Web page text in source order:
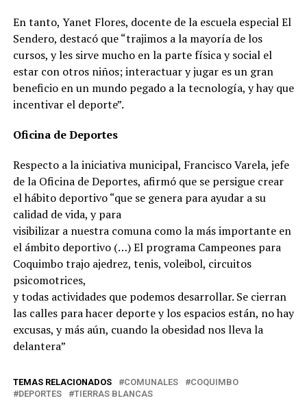
En tanto, Yanet Flores, docente de la escuela especial El
Sendero, destacó que “trajimos a la mayoría de los
cursos, y les sirve mucho en la parte física y social el
estar con otros niños; interactuar y jugar es un gran
beneficio en un mundo pegado a la tecnología, y hay que
incentivar el deporte”.
Oficina de Deportes
Respecto a la iniciativa municipal, Francisco Varela, jefe
de la Oficina de Deportes, afirmó que se persigue crear
el hábito deportivo “que se genera para ayudar a su
calidad de vida, y para
visibilizar a nuestra comuna como la más importante en
el ámbito deportivo (…) El programa Campeones para
Coquimbo trajo ajedrez, tenis, voleibol, circuitos
psicomotrices,
y todas actividades que podemos desarrollar. Se cierran
las calles para hacer deporte y los espacios están, no hay
excusas, y más aún, cuando la obesidad nos lleva la
delantera”
TEMAS RELACIONADOS COMUNALES
COQUIMBO
DEPORTES
TIERRAS BLANCAS